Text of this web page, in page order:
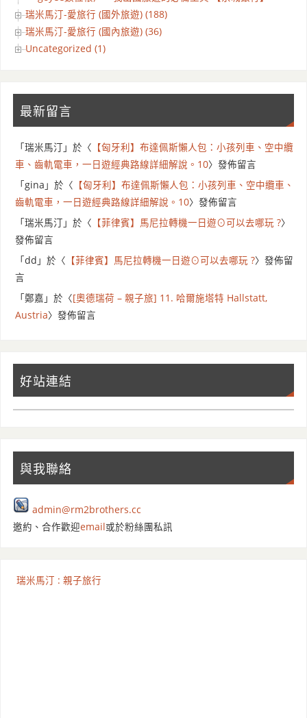
瑞米馬汀-愛旅行 (國外旅遊) (188)
瑞米馬汀-愛旅行 (國內旅遊) (36)
Uncategorized (1)
最新留言
「瑞米馬汀 」於〈 【匈牙利】布達佩斯懶人包：小孩列車、空中纜
車、齒軌電車，一日遊經典路線詳細解說。10〉發佈留言
「gina 」於〈 【匈牙利】布達佩斯懶人包：小孩列車、空中纜車、
齒軌電車，一日遊經典路線詳細解說。10〉發佈留言
「瑞米馬汀 」於〈 【菲律賓】馬尼拉轉機一日遊⊙可以去哪玩 ?〉
發佈留言
「dd 」於〈 【菲律賓】馬尼拉轉機一日遊⊙可以去哪玩 ?〉發佈留
言
「鄭嘉 」於〈[奧德瑞荷 – 親子旅] 11. 哈爾施塔特 Hallstatt,
Austria〉發佈留言
好站連結
與我聯絡
admin@rm2brothers.cc
邀約、合作歡迎email或於粉絲團私訊
瑞米馬汀 : 親子旅行